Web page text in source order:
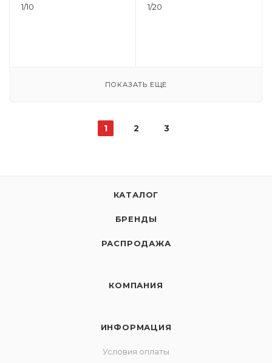
1/10
1/20
ПОКАЗАТЬ ЕЩЕ
1 2 3
КАТАЛОГ
БРЕНДЫ
РАСПРОДАЖА
КОМПАНИЯ
ИНФОРМАЦИЯ
Условия оплаты